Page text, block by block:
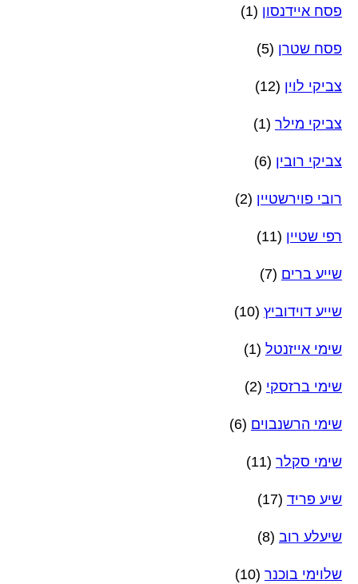
פסח איידנסון (1)
פסח שטרן (5)
צביקי לוין (12)
צביקי מילר (1)
צביקי רובין (6)
רובי פוירשטיין (2)
רפי שטיין (11)
שייע ברים (7)
שייע דוידוביץ (10)
שימי אייזנטל (1)
שימי ברזסקי (2)
שימי הרשנבוים (6)
שימי סקלר (11)
שיע פריד (17)
שיעלע רוב (8)
שלוימי בוכנר (10)